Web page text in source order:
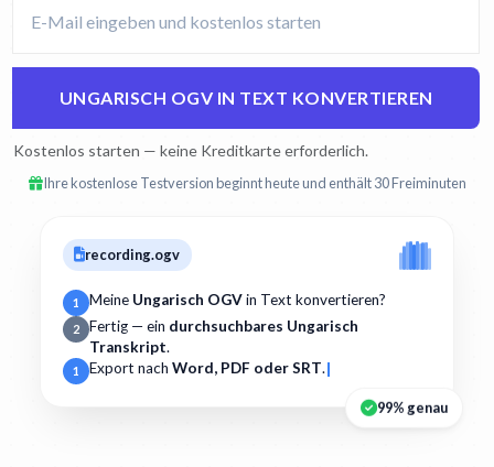
UNGARISCH OGV IN TEXT KONVERTIEREN
Kostenlos starten — keine Kreditkarte erforderlich.
Ihre kostenlose Testversion beginnt heute und enthält 30 Freiminuten
recording.ogv
1 Meine Ungarisch OGVin Text konvertieren?
2 Fertig — ein durchsuchbares Ungarisch
Transkript.
1 Export nach Word, PDF oder SRT.
99% genau